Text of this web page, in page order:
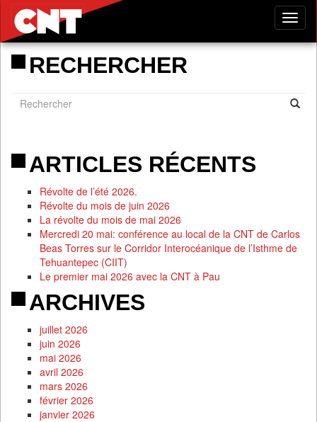
RECHERCHER
ARTICLES RÉCENTS
Révolte de l’été 2026.
Révolte du mois de juin 2026
La révolte du mois de mai 2026
Mercredi 20 mai: conférence au local de la CNT de Carlos
Beas Torres sur le Corridor Interocéanique de l’Isthme de
Tehuantepec (CIIT)
Le premier mai 2026 avec la CNT à Pau
ARCHIVES
juillet 2026
juin 2026
mai 2026
avril 2026
mars 2026
février 2026
janvier 2026